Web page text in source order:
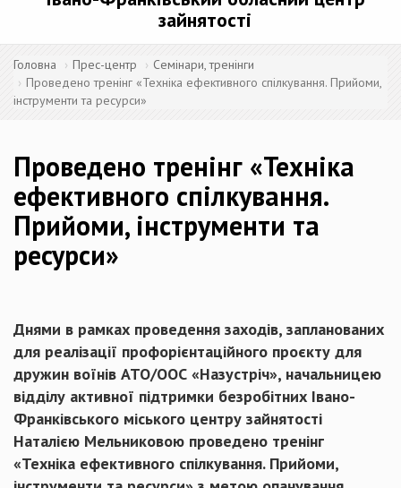
зайнятості
Головна Прес-центр
Семінари, тренінги
Проведено тренінг «Техніка ефективного спілкування. Прийоми,
інструменти та ресурси»
Проведено тренінг «Техніка
ефективного спілкування.
Прийоми, інструменти та
ресурси»
Днями в рамках проведення заходів, запланованих
для реалізації профорієнтаційного проєкту для
дружин воїнів АТО/ООС «Назустріч», начальницею
відділу активної підтримки безробітних Івано-
Франківського міського центру зайнятості
Наталією Мельниковою проведено тренінг
«Техніка ефективного спілкування. Прийоми,